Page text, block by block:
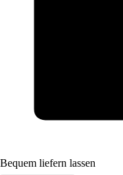
Bequem liefern lassen